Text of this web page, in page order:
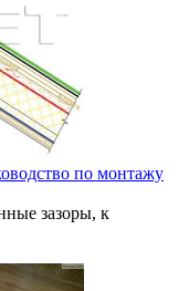
по монтажу
зазоры, к